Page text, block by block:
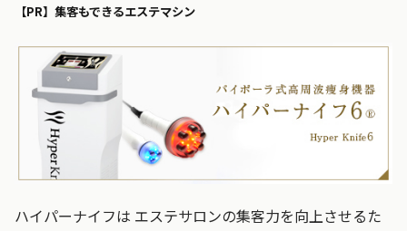
【PR】集客もできるエステマシン
ハイパーナイフは エステサロンの集客力を向上させるた